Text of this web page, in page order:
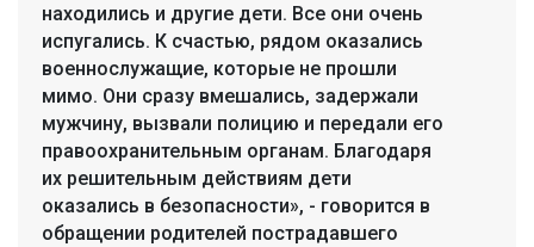
находились и другие дети. Все они очень
испугались. К счастью, рядом оказались
военнослужащие, которые не прошли
мимо. Они сразу вмешались, задержали
мужчину, вызвали полицию и передали его
правоохранительным органам. Благодаря
их решительным действиям дети
оказались в безопасности», - говорится в
обращении родителей пострадавшего